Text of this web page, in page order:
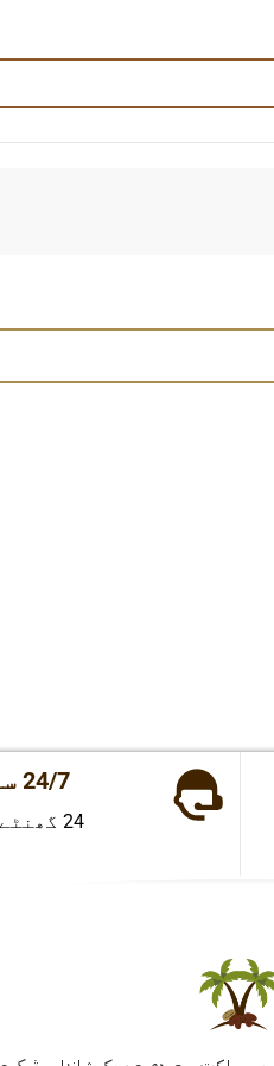
24/7 سپورٹ
24 گھنٹے آن لائن